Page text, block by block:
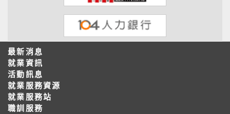
最新消息
就業資訊
活動訊息
就業服務資源
就業服務站
職訓服務